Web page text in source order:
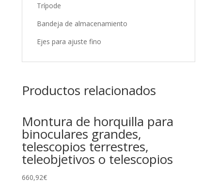
Trípode
Bandeja de almacenamiento
Ejes para ajuste fino
Productos relacionados
Montura de horquilla para
binoculares grandes,
telescopios terrestres,
teleobjetivos o telescopios
660,92€